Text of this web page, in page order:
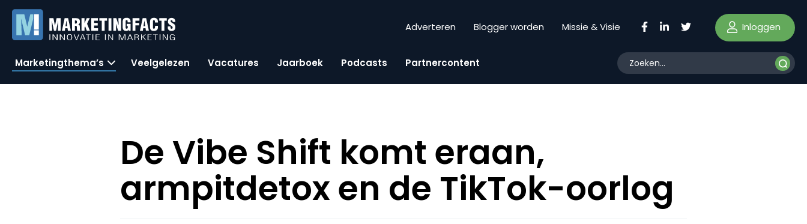
Adverteren Blogger worden Missie & Visie Inloggen
Marketingthema’s Veelgelezen Vacatures Jaarboek Podcasts Partnercontent
De Vibe Shift komt eraan,
armpitdetox en de TikTok-oorlog